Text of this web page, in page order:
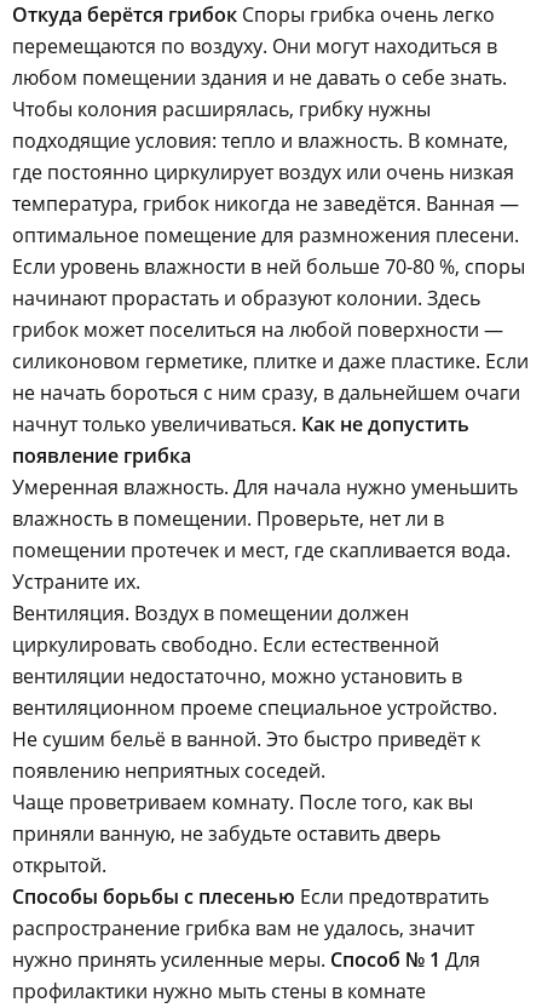
Откуда берётся грибок Споры грибка очень легко
перемещаются по воздуху. Они могут находиться в
любом помещении здания и не давать о себе знать.
Чтобы колония расширялась, грибку нужны
подходящие условия: тепло и влажность. В комнате,
где постоянно циркулирует воздух или очень низкая
температура, грибок никогда не заведётся. Ванная —
оптимальное помещение для размножения плесени.
Если уровень влажности в ней больше 70-80 %, споры
начинают прорастать и образуют колонии. Здесь
грибок может поселиться на любой поверхности —
силиконовом герметике, плитке и даже пластике. Если
не начать бороться с ним сразу, в дальнейшем очаги
начнут только увеличиваться. Как не допустить
появление грибка
Умеренная влажность. Для начала нужно уменьшить
влажность в помещении. Проверьте, нет ли в
помещении протечек и мест, где скапливается вода.
Устраните их.
Вентиляция. Воздух в помещении должен
циркулировать свободно. Если естественной
вентиляции недостаточно, можно установить в
вентиляционном проеме специальное устройство.
Не сушим бельё в ванной. Это быстро приведёт к
появлению неприятных соседей.
Чаще проветриваем комнату. После того, как вы
приняли ванную, не забудьте оставить дверь
открытой.
Способы борьбы с плесенью Если предотвратить
распространение грибка вам не удалось, значит
нужно принять усиленные меры. Способ № 1 Для
профилактики нужно мыть стены в комнате